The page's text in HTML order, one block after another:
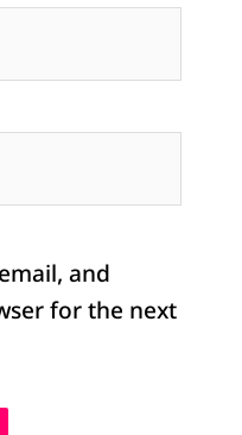
and
for the next